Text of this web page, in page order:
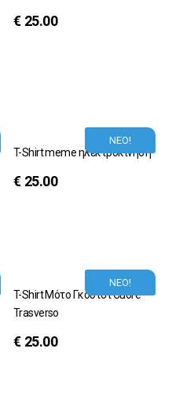
€ 25.00
ΝΕΟ!
T-Shirt meme ηλεκτροκίνηση
€ 25.00
ΝΕΟ!
T-Shirt Μότο Γκούτσι Cuore
Trasverso
€ 25.00